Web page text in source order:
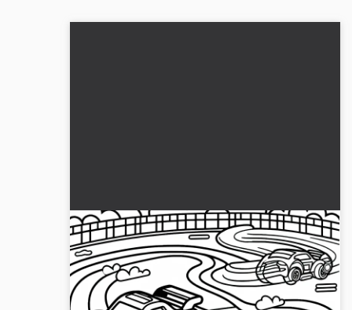
Auto giocattolo partecipano a gare su
un circuito – Immagine da colorare
gratuita
Vivi emozionanti corse con auto giocattolo sulla
nostra pista colorata. Scarica ora il disegno da